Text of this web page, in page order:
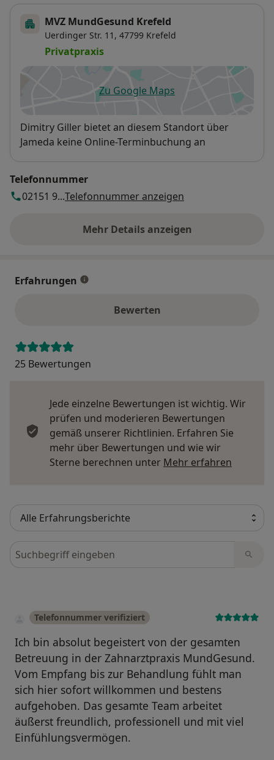
MVZ MundGesund Krefeld
Uerdinger Str. 11, 47799 Krefeld
Privatpraxis
Zu Google Mapsöffnet in einer neuen
Verfügbarkeit
Dimitry Giller bietet an diesem Standort über
Jameda keine Online-Terminbuchung an
Telefonnummer
02151 9...Telefonnummer anzeigen
Mehr Details anzeigen
über die Adresse
Erfahrungen
Bewerten
25 Bewertungen
Jede einzelne Bewertungen ist wichtig. Wir
prüfen und moderieren Bewertungen
gemäß unserer Richtlinien. Erfahren Sie
mehr über Bewertungen und wie wir
Sterne berechnen unter Mehr erfahren
Bewertungen durchsuchen
Telefonnummer verifiziert
Ich bin absolut begeistert von der gesamten
Betreuung in der Zahnarztpraxis MundGesund.
Vom Empfang bis zur Behandlung fühlt man
sich hier sofort willkommen und bestens
aufgehoben. Das gesamte Team arbeitet
äußerst freundlich, professionell und mit viel
Einfühlungsvermögen.